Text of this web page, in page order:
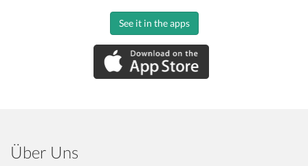
See it in the apps
Über Uns